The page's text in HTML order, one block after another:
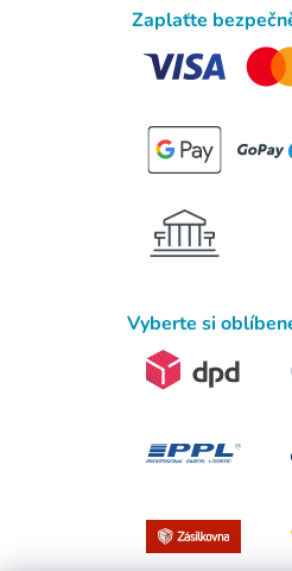
Zaplaťte
Vyberte si